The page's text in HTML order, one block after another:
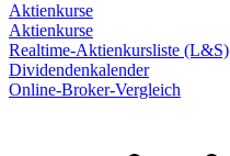
Aktienkurse
Aktienkurse
Realtime-Aktienkursliste (L&S)
Dividendenkalender
Online-Broker-Vergleich